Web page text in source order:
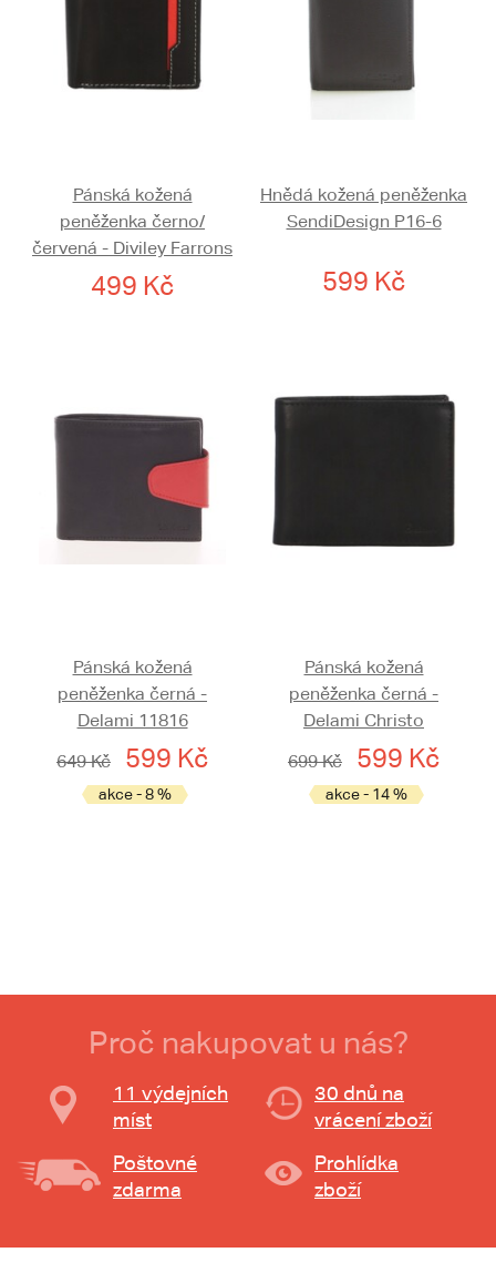
Pánská kožená
peněženka černo/
červená - Diviley Farrons
499 Kč
Hnědá kožená peněženka
SendiDesign P16-6
599 Kč
Pánská kožená
peněženka černá -
Delami 11816
649 Kč
599 Kč
akce - 8 %
Pánská kožená
peněženka černá -
Delami Christo
699 Kč
599 Kč
akce - 14 %
Proč nakupovat u nás?
11 výdejních
míst
30 dnů na
vrácení zboží
Poštovné
zdarma
Prohlídka
zboží